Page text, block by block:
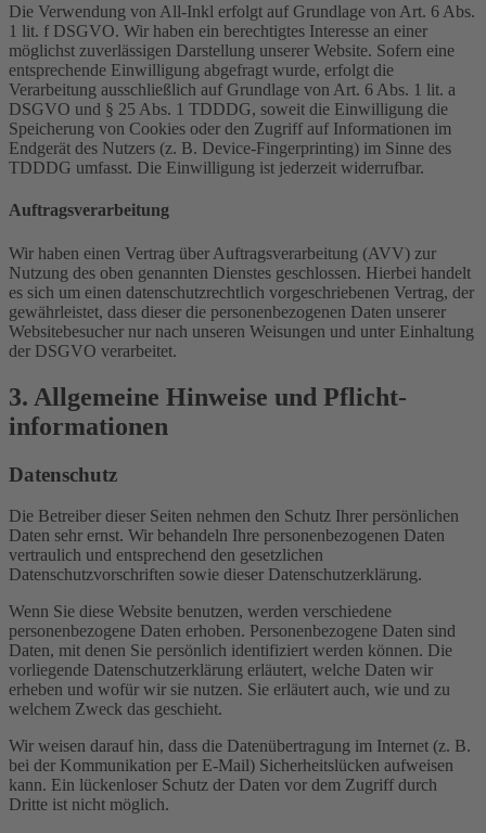
Die Verwendung von All-Inkl erfolgt auf Grundlage von Art. 6 Abs.
1 lit. f DSGVO. Wir haben ein berechtigtes Interesse an einer
möglichst zuverlässigen Darstellung unserer Website. Sofern eine
entsprechende Einwilligung abgefragt wurde, erfolgt die
Verarbeitung ausschließlich auf Grundlage von Art. 6 Abs. 1 lit. a
DSGVO und § 25 Abs. 1 TDDDG, soweit die Einwilligung die
Speicherung von Cookies oder den Zugriff auf Informationen im
Endgerät des Nutzers (z. B. Device-Fingerprinting) im Sinne des
TDDDG umfasst. Die Einwilligung ist jederzeit widerrufbar.
Auftragsverarbeitung
Wir haben einen Vertrag über Auftragsverarbeitung (AVV) zur
Nutzung des oben genannten Dienstes geschlossen. Hierbei handelt
es sich um einen datenschutzrechtlich vorgeschriebenen Vertrag, der
gewährleistet, dass dieser die personenbezogenen Daten unserer
Websitebesucher nur nach unseren Weisungen und unter Einhaltung
der DSGVO verarbeitet.
3. Allgemeine Hinweise und Pflicht­
informationen
Datenschutz
Die Betreiber dieser Seiten nehmen den Schutz Ihrer persönlichen
Daten sehr ernst. Wir behandeln Ihre personenbezogenen Daten
vertraulich und entsprechend den gesetzlichen
Datenschutzvorschriften sowie dieser Datenschutzerklärung.
Wenn Sie diese Website benutzen, werden verschiedene
personenbezogene Daten erhoben. Personenbezogene Daten sind
Daten, mit denen Sie persönlich identifiziert werden können. Die
vorliegende Datenschutzerklärung erläutert, welche Daten wir
erheben und wofür wir sie nutzen. Sie erläutert auch, wie und zu
welchem Zweck das geschieht.
Wir weisen darauf hin, dass die Datenübertragung im Internet (z. B.
bei der Kommunikation per E-Mail) Sicherheitslücken aufweisen
kann. Ein lückenloser Schutz der Daten vor dem Zugriff durch
Dritte ist nicht möglich.